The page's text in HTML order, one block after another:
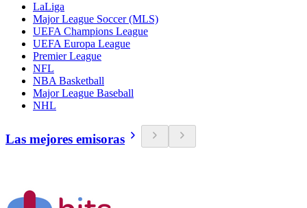
LaLiga
Major League Soccer (MLS)
UEFA Champions League
UEFA Europa League
Premier League
NFL
NBA Basketball
Major League Baseball
NHL
Las mejores emisoras